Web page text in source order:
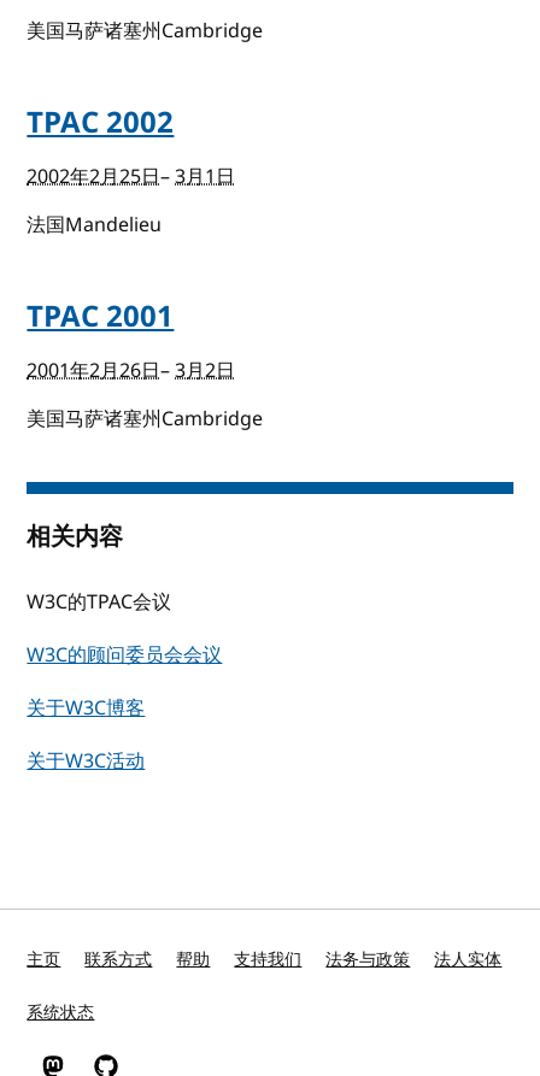
美国马萨诸塞州Cambridge
TPAC 2002
2002年2月25日–3月1日
法国Mandelieu
TPAC 2001
2001年2月26日–3月2日
美国马萨诸塞州Cambridge
相关内容
W3C的TPAC会议
W3C的顾问委员会会议
关于W3C博客
关于W3C活动
主页 联系方式 帮助 支持我们 法务与政策 法人实体
系统状态